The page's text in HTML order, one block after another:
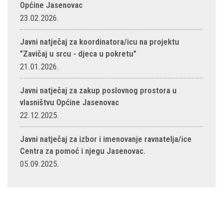
Općine Jasenovac
23.02.2026.
Javni natječaj za koordinatora/icu na projektu
"Zavičaj u srcu - djeca u pokretu"
21.01.2026.
Javni natječaj za zakup poslovnog prostora u
vlasništvu Općine Jasenovac
22.12.2025.
Javni natječaj za izbor i imenovanje ravnatelja/ice
Centra za pomoć i njegu Jasenovac.
05.09.2025.